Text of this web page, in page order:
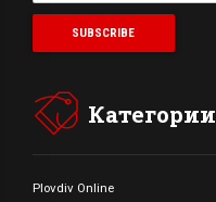
Категории
Plovdiv Online